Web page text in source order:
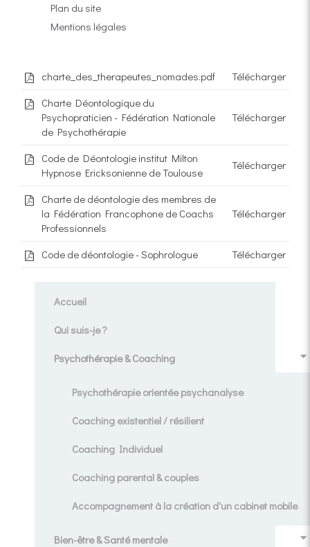
Plan du site
Mentions légales
charte_des_therapeutes_nomades.pdf
Télécharger
Charte Déontologique du
Psychopraticien - Fédération Nationale
de Psychothérapie
Télécharger
Code de Déontologie institut Milton
Hypnose Ericksonienne de Toulouse
Télécharger
Charte de déontologie des membres de
la Fédération Francophone de Coachs
Professionnels
Télécharger
Code de déontologie - Sophrologue Télécharger
Accueil
Qui suis-je ?
Psychothérapie & Coaching
Psychothérapie orientée psychanalyse
Coaching existentiel / résilient
Coaching Individuel
Coaching parental & couples
Accompagnement à la création d'un cabinet mobile
Bien-être & Santé mentale